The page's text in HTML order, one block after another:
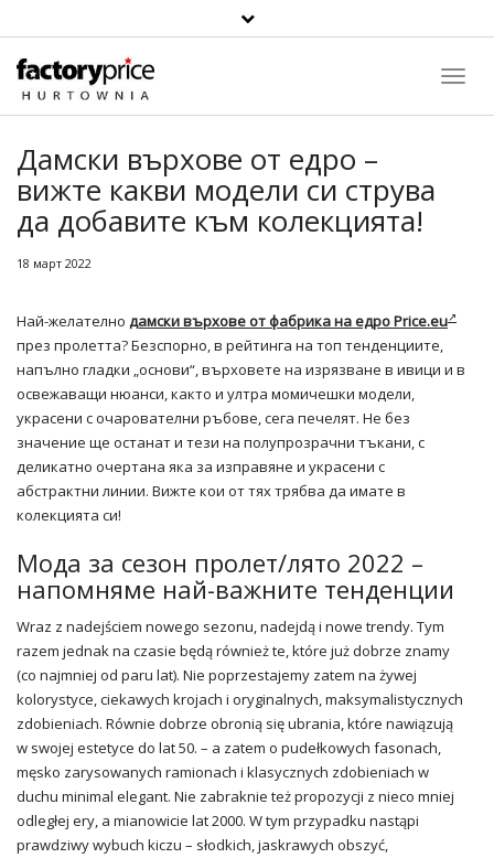
Дамски върхове от едро –
вижте какви модели си струва
да добавите към колекцията!
18 март 2022
Най-желателно дамски върхове от фабрика на едро Price.eu
през пролетта? Безспорно, в рейтинга на топ тенденциите,
напълно гладки „основи“, върховете на изрязване в ивици и в
освежаващи нюанси, както и ултра момичешки модели,
украсени с очарователни ръбове, сега печелят. Не без
значение ще останат и тези на полупрозрачни тъкани, с
деликатно очертана яка за изправяне и украсени с
абстрактни линии. Вижте кои от тях трябва да имате в
колекцията си!
Мода за сезон пролет/лято 2022 –
напомняме най-важните тенденции
Wraz z nadejściem nowego sezonu, nadejdą i nowe trendy. Tym
razem jednak na czasie będą również te, które już dobrze znamy
(co najmniej od paru lat). Nie poprzestajemy zatem na żywej
kolorystyce, ciekawych krojach i oryginalnych, maksymalistycznych
zdobieniach. Równie dobrze obronią się ubrania, które nawiązują
w swojej estetyce do lat 50. – a zatem o pudełkowych fasonach,
męsko zarysowanych ramionach i klasycznych zdobieniach w
duchu minimal elegant. Nie zabraknie też propozycji z nieco mniej
odległej ery, a mianowicie lat 2000. W tym przypadku nastąpi
prawdziwy wybuch kiczu – słodkich, jaskrawych obszyć,